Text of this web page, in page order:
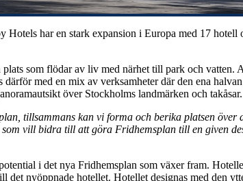
har en stark expansion i Europa med 17
som flödar av liv med närhet till park och vatten.
med en mix av verksamheter där den ena
över Stockholms landmärken och takåsar.
tillsammans kan vi forma och berika platsen
vill bidra till att göra Fridhemsplan till en given
i det nya Fridhemsplan som växer fram.
nyöppnade hotellet. Hotellet designas med den